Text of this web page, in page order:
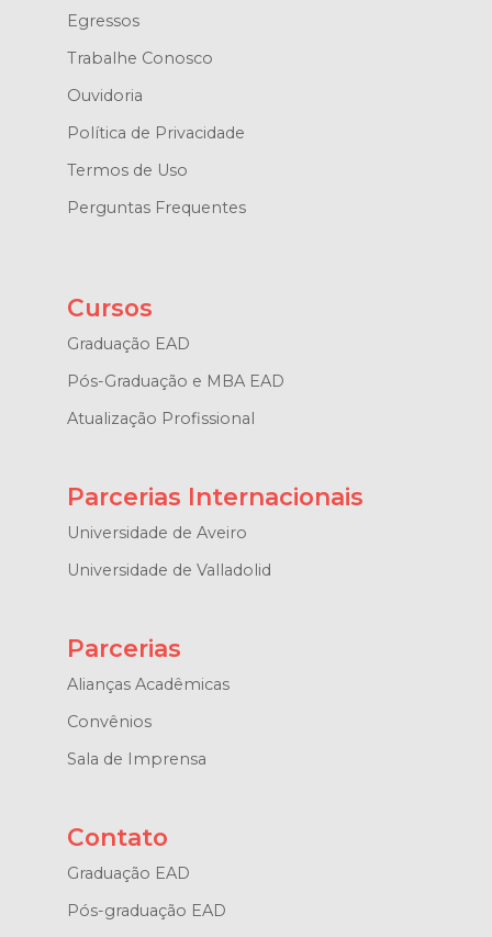
Egressos
Trabalhe Conosco
Ouvidoria
Política de Privacidade
Termos de Uso
Perguntas Frequentes
Cursos
Graduação EAD
Pós-Graduação e MBA EAD
Atualização Profissional
Parcerias Internacionais
Universidade de Aveiro
Universidade de Valladolid
Parcerias
Alianças Acadêmicas
Convênios
Sala de Imprensa
Contato
Graduação EAD
Pós-graduação EAD